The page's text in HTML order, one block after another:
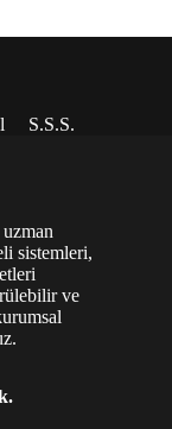
S.S.S.
sistemleri,
ve